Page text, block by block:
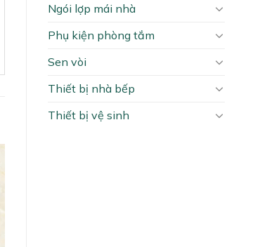
Ngói lợp mái nhà
Phụ kiện phòng tắm
Sen vòi
Thiết bị nhà bếp
Thiết bị vệ sinh